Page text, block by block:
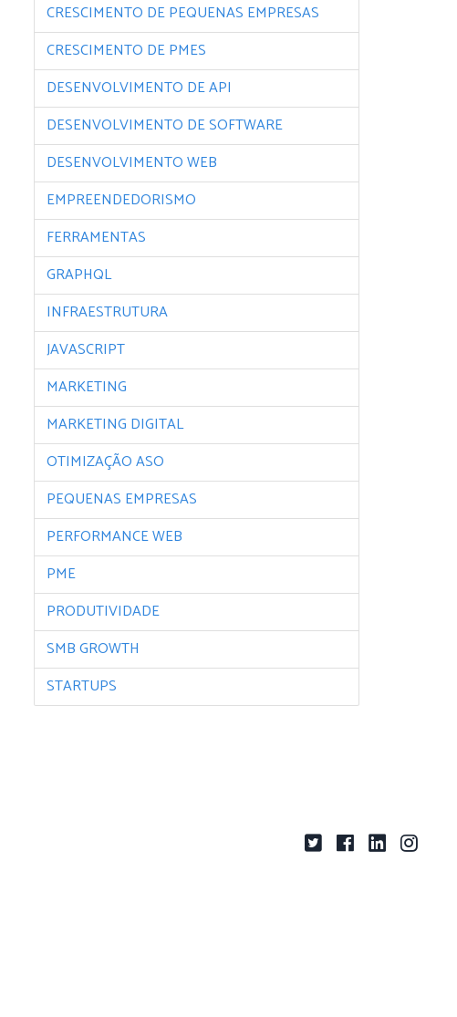
CRESCIMENTO DE PEQUENAS EMPRESAS
CRESCIMENTO DE PMES
DESENVOLVIMENTO DE API
DESENVOLVIMENTO DE SOFTWARE
DESENVOLVIMENTO WEB
EMPREENDEDORISMO
FERRAMENTAS
GRAPHQL
INFRAESTRUTURA
JAVASCRIPT
MARKETING
MARKETING DIGITAL
OTIMIZAÇÃO ASO
PEQUENAS EMPRESAS
PERFORMANCE WEB
PME
PRODUTIVIDADE
SMB GROWTH
STARTUPS